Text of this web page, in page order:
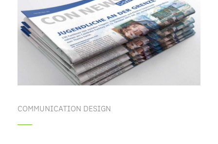
COMMUNICATION DESIGN
_____